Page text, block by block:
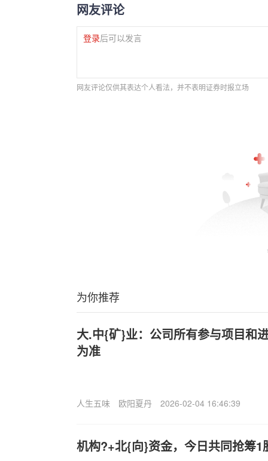
网友评论
登录后可以发言
网友评论仅供其表达个人看法，并不表明证券时报立场
为你推荐
大.中{矿}业：公司所有参与项目和
为准
人生五味 欧阳夏丹 2026-02-04 16:46:39
机构?+北{向}资金，今日共同抢筹1